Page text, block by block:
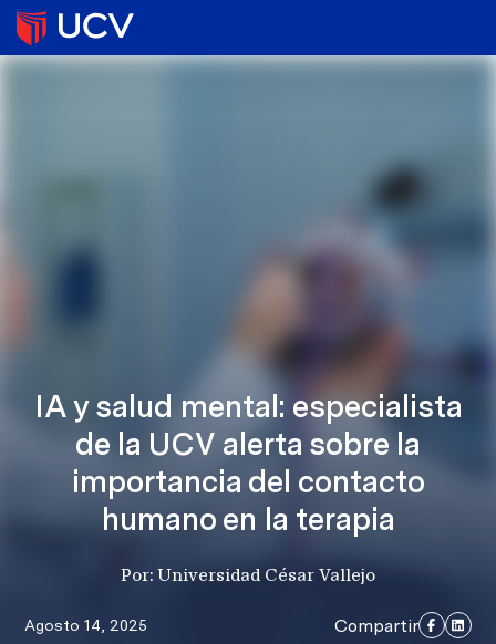
IA y salud mental: especialista
de la UCV alerta sobre la
importancia del contacto
humano en la terapia
Por: Universidad César Vallejo
Agosto 14, 2025 Compartir